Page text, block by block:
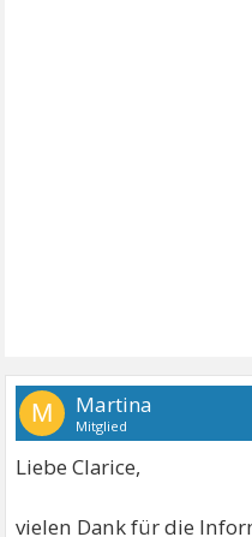
M Martina
Mitglied
Liebe Clarice,
vielen Dank für die